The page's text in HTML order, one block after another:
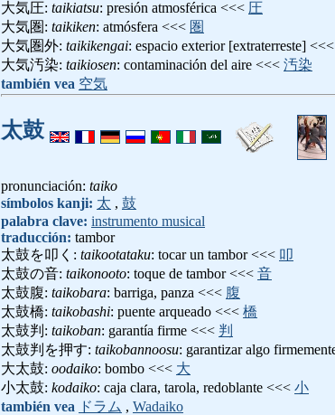
大気圧: taikiatsu: presión atmosférica <<< 圧
大気圏: taikiken: atmósfera <<< 圏
大気圏外: taikikengai: espacio exterior [extraterreste] <<<
大気汚染: taikiosen: contaminación del aire <<< 汚染
también vea 空気
太鼓
pronunciación: taiko
símbolos kanji: 太 , 鼓
palabra clave: instrumento musical
traducción: tambor
太鼓を叩く: taikootataku: tocar un tambor <<< 叩
太鼓の音: taikonooto: toque de tambor <<< 音
太鼓腹: taikobara: barriga, panza <<< 腹
太鼓橋: taikobashi: puente arqueado <<< 橋
太鼓判: taikoban: garantía firme <<< 判
太鼓判を押す: taikobannoosu: garantizar algo
大太鼓: oodaiko: bombo <<< 大
小太鼓: kodaiko: caja clara, tarola, redoblante <<< 小
también vea ドラム , Wadaiko